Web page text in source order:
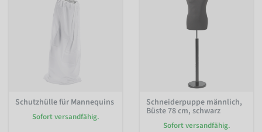
Schutzhülle für Mannequins
Sofort versandfähig.
Schneiderpuppe männlich,
Büste 78 cm, schwarz
Sofort versandfähig.